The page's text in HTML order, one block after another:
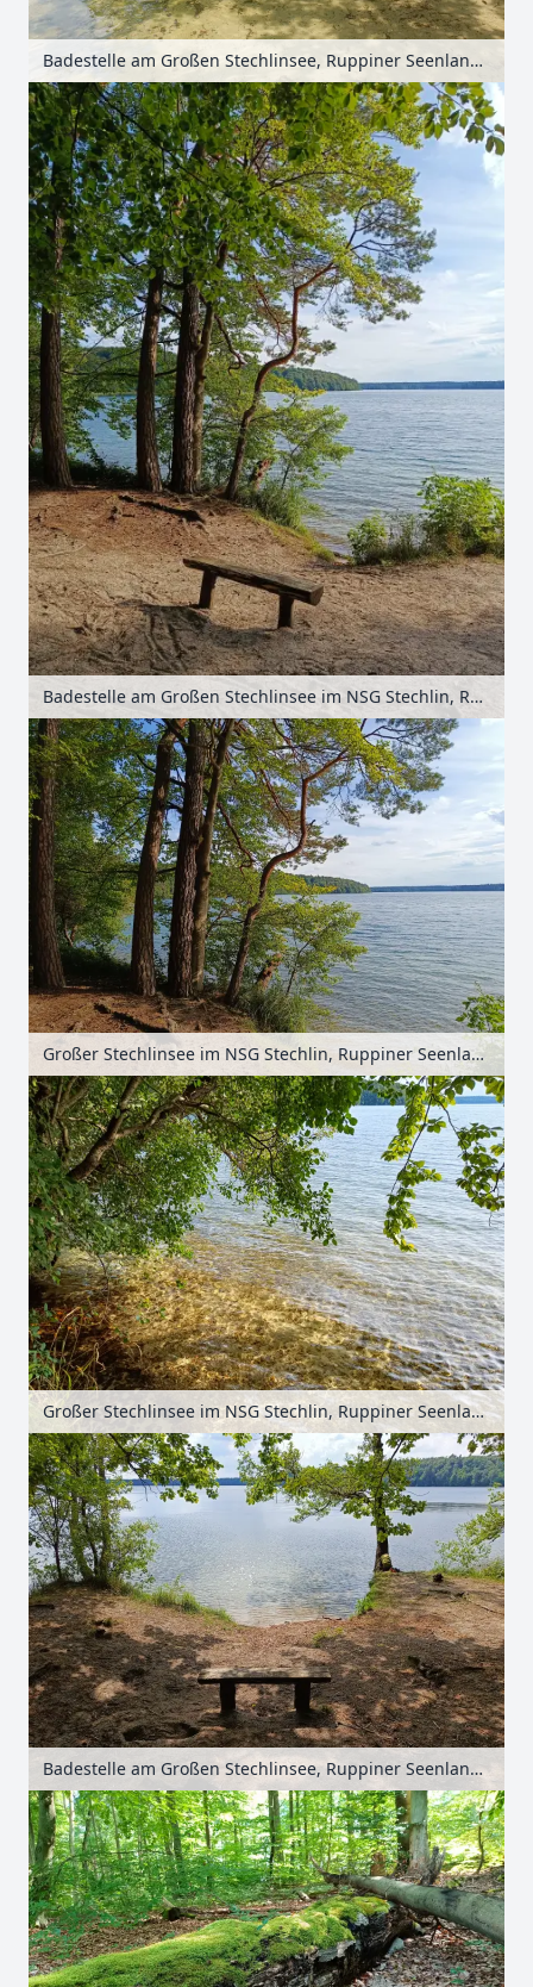
Badestelle am Großen Stechlinsee, Ruppiner Seenland, Brandenburg, Deutschland
Badestelle am Großen Stechlinsee im NSG Stechlin, Ruppiner Seenland, Brandenburg, Deutschland
Großer Stechlinsee im NSG Stechlin, Ruppiner Seenland, Brandenburg, Deutschland
Großer Stechlinsee im NSG Stechlin, Ruppiner Seenland, Brandenburg, Deutschland
Badestelle am Großen Stechlinsee, Ruppiner Seenland, Brandenburg, Deutschland